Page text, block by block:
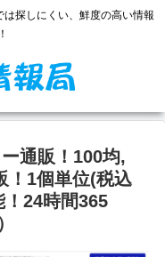
探しにくい、鮮度の高い情報
通販！100均,
！1個単位(税込
24時間365